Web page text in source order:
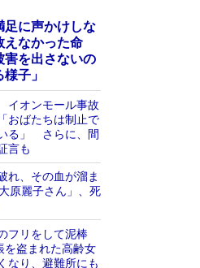
足に声かけしな
えなかった命
害を出さないの
子」
イオンモール事故
おばたちは制止で
る」 さらに、間
言も
れ、その血が溜ま
原麗子さん」、死
フリをして泥棒
盗まれた高齢女
り、避難所にも